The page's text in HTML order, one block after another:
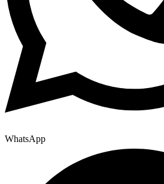
WhatsApp